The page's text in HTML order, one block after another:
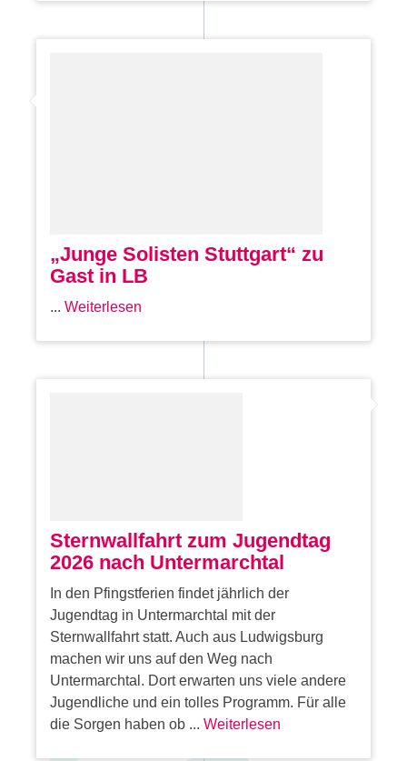
„Junge Solisten Stuttgart“ zu
Gast in LB
...Weiterlesen
Sternwallfahrt zum Jugendtag
2026 nach Untermarchtal
In den Pfingstferien findet jährlich der
Jugendtag in Untermarchtal mit der
Sternwallfahrt statt. Auch aus Ludwigsburg
machen wir uns auf den Weg nach
Untermarchtal. Dort erwarten uns viele andere
Jugendliche und ein tolles Programm. Für alle
die Sorgen haben ob ...Weiterlesen